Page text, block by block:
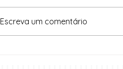
Escreva um comentário